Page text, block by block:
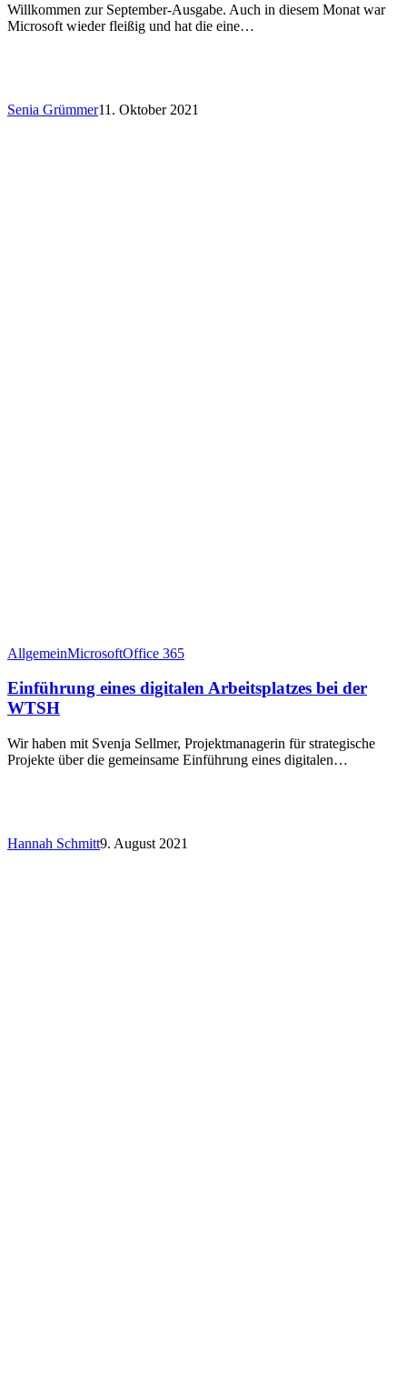
Willkommen zur September-Ausgabe. Auch in diesem Monat war
Microsoft wieder fleißig und hat die eine…
Senia Grümmer11. Oktober 2021
AllgemeinMicrosoftOffice 365
Einführung eines digitalen Arbeitsplatzes bei der
WTSH
Wir haben mit Svenja Sellmer, Projektmanagerin für strategische
Projekte über die gemeinsame Einführung eines digitalen…
Hannah Schmitt9. August 2021